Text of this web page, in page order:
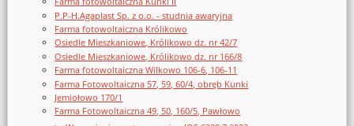
P.P-H.Agaplast Sp. z o.o. - studnia awaryjna
Farma fotowoltaiczna Królikowo
Osiedle Mieszkaniowe, Królikowo dz. nr 42/7
Osiedle Mieszkaniowe, Królikowo dz. nr 166/8
Farma fotowoltaiczna Wilkowo 106-6, 106-11
Farma Fotowoltaiczna 57, 59, 60/4, obręb Kunki
Jemiołowo 170/1
Farma Fotowoltaiczna 49, 50, 160/5, Pawłowo